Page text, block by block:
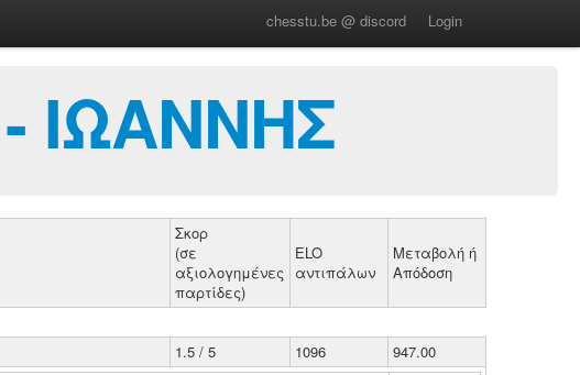
chesstu.be @ discord Login
ΙΩΑΝΝΗΣ
Σκορ
(σε
αξιολογημένες
παρτίδες)
ELO
αντιπάλων
Μεταβολή ή
Απόδοση
1.5 / 5 1096
947.00